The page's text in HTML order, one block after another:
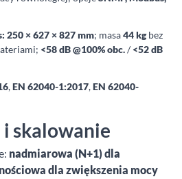
250 × 627 × 827 mm; masa44 kgbez
<58 dB @100% obc./ <52 dB
,EN 62040-1:2017,EN 62040-
skalowanie
nadmiarowa (N+1) dla
dla zwiększenia mocy